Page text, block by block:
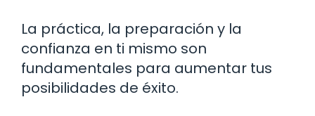
La práctica, la preparación y la
confianza en ti mismo son
fundamentales para aumentar tus
posibilidades de éxito.